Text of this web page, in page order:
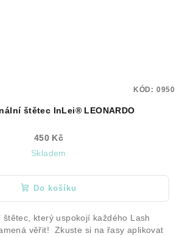
štětec InLei® LEONARDO
450 Kč
Skladem
Do košíku
štětec, který uspokojí každého Lash
věřit! Zkuste si na řasy aplikovat
KÓD: 0950